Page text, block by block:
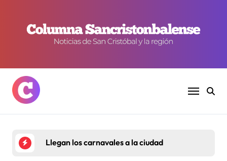
contenido
Llegan los carnavales a la ciudad